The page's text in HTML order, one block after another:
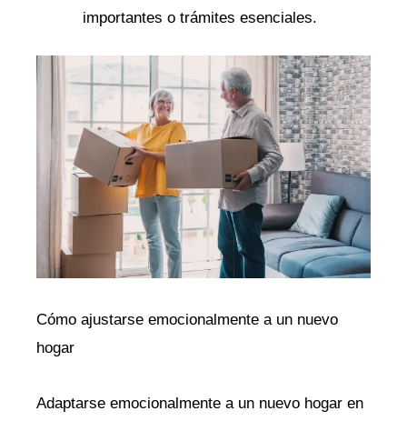
‌importantes o trámites esenciales.
Cómo ajustarse emocionalmente ‌a un‍ nuevo
hogar
Adaptarse emocionalmente⁤ a un⁢ nuevo hogar en